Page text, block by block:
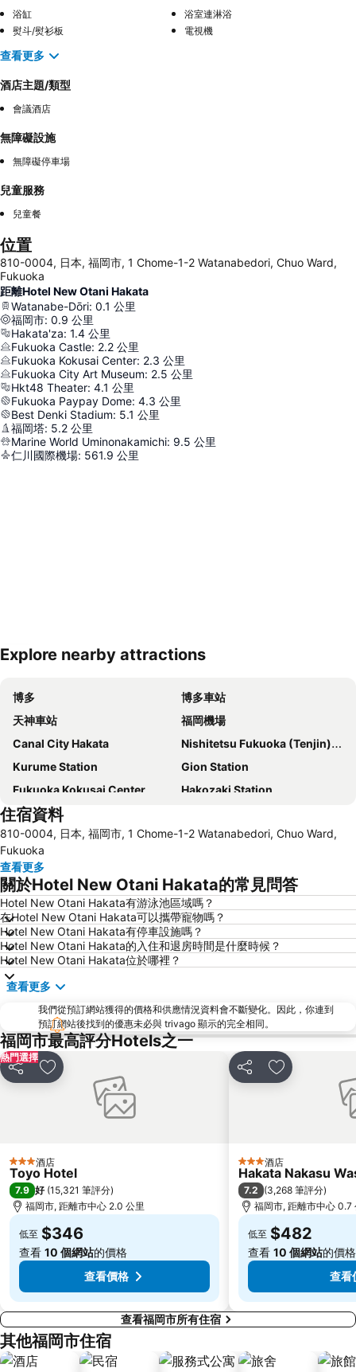
浴缸
浴室連淋浴
熨斗/熨衫板
電視機
查看更多
酒店主題/類型
會議酒店
無障礙設施
無障礙停車場
兒童服務
兒童餐
位置
810-0004, 日本, 福岡市, 1 Chome-1-2 Watanabedori, Chuo Ward,
Fukuoka
距離Hotel New Otani Hakata
Watanabe-Dōri: 0.1 公里
福岡市: 0.9 公里
Hakata'za: 1.4 公里
Fukuoka Castle: 2.2 公里
Fukuoka Kokusai Center: 2.3 公里
Fukuoka City Art Museum: 2.5 公里
Hkt48 Theater: 4.1 公里
Fukuoka Paypay Dome: 4.3 公里
Best Denki Stadium: 5.1 公里
福岡塔: 5.2 公里
Marine World Uminonakamichi: 9.5 公里
仁川國際機場: 561.9 公里
展開地圖
Explore nearby attractions
博多
博多車站
天神車站
福岡機場
Canal City Hakata
Nishitetsu Fukuoka (Tenjin) Station
Kurume Station
Gion Station
Fukuoka Kokusai Center
Hakozaki Station
Saga Station
Fukuoka Yafuoku! Dome
Nakasu-Kawabata Station
Yakuin Station
Tojinmachi Station
Meinohama Station
Fukuoka Convention Center
佐賀機場
Higashihie Station
Minami Fukuoka Station
Nishitetsu Kurume Station
Nishitetsu Hall
Chiyo-Kenchoguchi Station
Elgala Hall
Nishijin Station
Dazaifu Tenmangu Shrine
住宿資料
810-0004, 日本, 福岡市, 1 Chome-1-2 Watanabedori, Chuo Ward,
Fukuoka
查看更多
關於Hotel New Otani Hakata的常見問答
Hotel New Otani Hakata有游泳池區域嗎？
在Hotel New Otani Hakata可以攜帶寵物嗎？
Hotel New Otani Hakata有停車設施嗎？
Hotel New Otani Hakata的入住和退房時間是什麼時候？
Hotel New Otani Hakata位於哪裡？
查看更多
我們從預訂網站獲得的價格和供應情況資料會不斷變化。因此，你連到
預訂網站後找到的優惠未必與 trivago 顯示的完全相同。
福岡市最高評分Hotels之一
熱門選擇
分享 放到收藏夾
3 星級酒店
Toyo Hotel
7.9 好 (15,321 筆評分)
福岡市, 距離市中心 2.0 公里
低至 $346
查看 10 個網站的價格
查看價格
分享 放到收藏夾
3 星級酒店
Hakata Nakasu
7.2 (3,268 筆評分)
福岡市, 距離市中心 0.7
低至 $482
查看 10 個網站的價格
查看
查看福岡市所有住宿
其他福岡市住宿